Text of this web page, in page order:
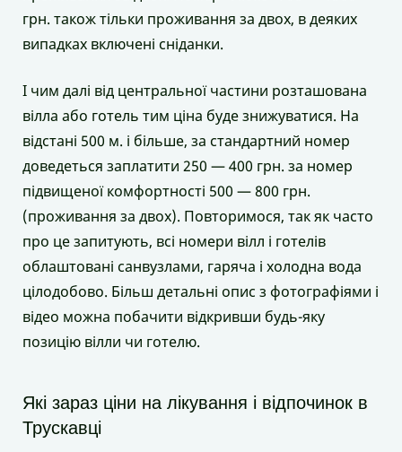
грн. також тільки проживання за двох, в деяких
випадках включені сніданки.
І чим далі від центральної частини розташована
вілла або готель тим ціна буде знижуватися. На
відстані 500 м. і більше, за стандартний номер
доведеться заплатити 250 — 400 грн. за номер
підвищеної комфортності 500 — 800 грн.
(проживання за двох). Повторимося, так як часто
про це запитують, всі номери вілл і готелів
облаштовані санвузлами, гаряча і холодна вода
цілодобово. Більш детальні опис з фотографіями і
відео можна побачити відкривши будь-яку
позицію вілли чи готелю.
Які зараз ціни на лікування і відпочинок в
Трускавці